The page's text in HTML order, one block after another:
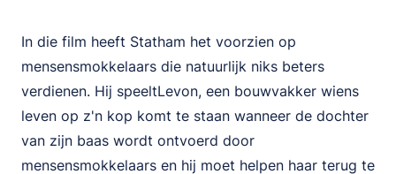
In die film heeft Statham het voorzien op
mensensmokkelaars die natuurlijk niks beters
verdienen. Hij speeltLevon, een bouwvakker wiens
leven op z'n kop komt te staan wanneer de dochter
van zijn baas wordt ontvoerd door
mensensmokkelaars en hij moet helpen haar terug te